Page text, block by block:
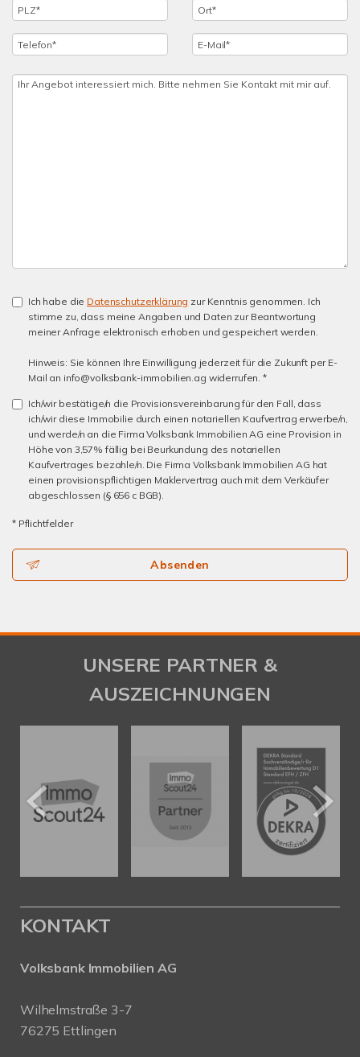
Ich habe die Datenschutzerklärung zur Kenntnis genommen. Ich
stimme zu, dass meine Angaben und Daten zur Beantwortung
meiner Anfrage elektronisch erhoben und gespeichert werden.
Hinweis: Sie können Ihre Einwilligung jederzeit für die Zukunft per E-
Mail an info@volksbank-immobilien.ag widerrufen. *
Ich/wir bestätige/n die Provisionsvereinbarung für den Fall, dass
ich/wir diese Immobilie durch einen notariellen Kaufvertrag erwerbe/n,
und werde/n an die Firma Volksbank Immobilien AG eine Provision in
Höhe von 3,57% fällig bei Beurkundung des notariellen
Kaufvertrages bezahle/n. Die Firma Volksbank Immobilien AG hat
einen provisionspflichtigen Maklervertrag auch mit dem Verkäufer
abgeschlossen (§ 656 c BGB).
* Pflichtfelder
Absenden
UNSERE PARTNER &
AUSZEICHNUNGEN
KONTAKT
Volksbank Immobilien AG
Wilhelmstraße 3-7
76275 Ettlingen